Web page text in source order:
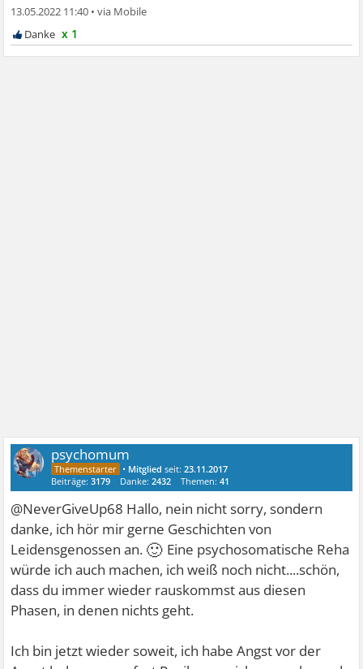
13.05.2022 11:40 •
x 1
psychomum
• Mitglied seit:23.11.2017
Beiträge:3179 Danke:2432 Themen:41
@NeverGiveUp68 Hallo, nein nicht sorry, sondern
danke, ich hör mir gerne Geschichten von
Leidensgenossen an. 🙂 Eine psychosomatische Reha
würde ich auch machen, ich weiß noch nicht....schön,
dass du immer wieder rauskommst aus diesen
Phasen, in denen nichts geht.
Ich bin jetzt wieder soweit, ich habe Angst vor der